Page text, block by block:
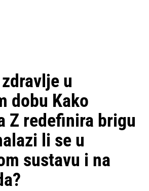
u
dobu Kako
Z redefinira brigu
li se u
sustavu i na